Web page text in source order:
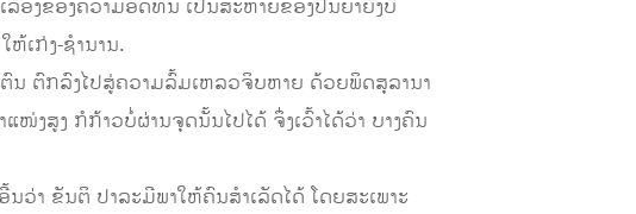
ອງຂອງຄວາມອົດທົນ ເປັນສະຫາຍຂອງປັນຍາຍັງບໍ່
ເກ່ງ-ຊຳນານ.
ນ ຕົກລົງໄປສູ່ຄວາມລົ້ມເຫລວຈິບຫາຍ ດ້ວຍພິດສຸລານາ
ງສູງ ກໍກ້າວບໍ່ຜ່ານຈຸດນັ້ນໄປໄດ້ ຈຶ່ງເວົ້າໄດ້ວ່າ ບາງຄົນ
າ ຂັນຕິ ປາລະມີພາໃຫ້ຄົນສຳເລັດໄດ້ ໂດຍສະເພາະ